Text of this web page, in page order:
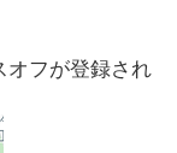
オフが登録され